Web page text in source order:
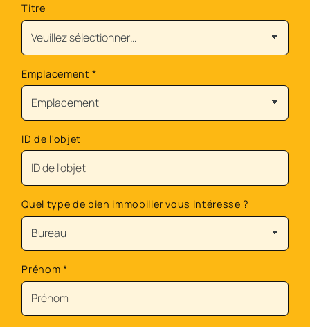
Titre
Emplacement*
ID de l'objet
Quel type de bien immobilier vous intéresse ?
Prénom *